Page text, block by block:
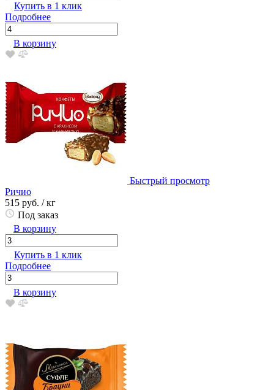
Купить в 1 клик
Подробнее
В корзину
Быстрый просмотр
Ричио
515 руб. / кг
Под заказ
В корзину
Купить в 1 клик
Подробнее
В корзину